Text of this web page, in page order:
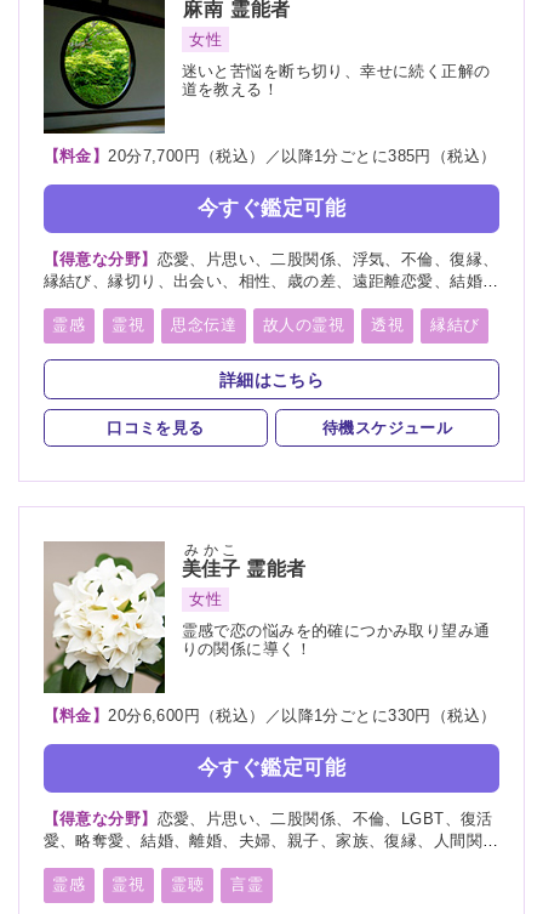
麻南 霊能者
女性
迷いと苦悩を断ち切り、幸せに続く正解の
道を教える！
【料金】 20分7,700円（税込）／以降1分ごとに385円（税込）
今すぐ鑑定可能
【得意な分野】 恋愛、片思い、二股関係、浮気、不倫、復縁、
縁結び、縁切り、出会い、相性、歳の差、遠距離恋愛、結婚、
路、学業、受験、仕事、就職、天職、転職、適職、経営、人間
関係、人生相談、健康、金運、引越し、開運、故人、生霊、相
手の気持ち、総合運、運勢、過去、未来、将来、心霊相談、心
霊写真、命名、改名、ペット、霊障、パラレルワールド、人探
し、物探し
霊感 霊視 思念伝達 故人の霊視 透視 縁結び
縁切り 未来予知 霊聴 霊査 霊眼 前世
後世 来世 神通力 死者霊の降霊 イタコ口寄せ
霊媒(憑依) オーラリーディング
スピリチュアルカウンセリング 言霊 千里眼 除霊
写真供養 人形供養
詳細はこちら
口コミを見る 待機スケジュール
美佳子
みかこ
霊能者
女性
霊感で恋の悩みを的確につかみ取り望み通
りの関係に導く！
【料金】20分6,600円（税込）／以降1分ごとに330円（税込）
今すぐ鑑定可能
【得意な分野】 恋愛、片思い、二股関係、不倫、LGBT、復活
愛、略奪愛、結婚、離婚、夫婦、親子、家族、復縁、人間関
霊感
霊視 霊聴 言霊